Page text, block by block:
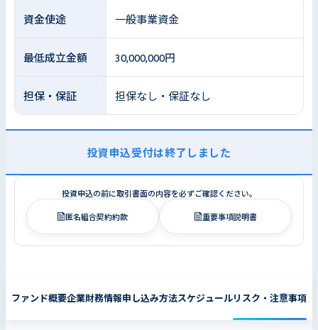
資金使途 一般事業資金
最低成立金額 30,000,000円
担保・保証 担保なし・保証なし
投資申込受付は終了しました
投資申込の前に取引書面の内容を必ずご確認ください。
匿名組合契約約款 重要事項説明書
ファンド概要企業財務情報申し込み方法スケジュールリスク・注意事項